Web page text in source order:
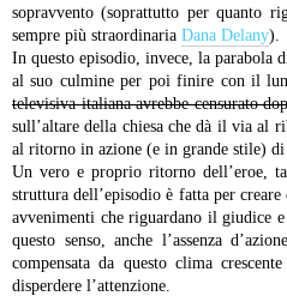
sopravvento (soprattutto per quanto
sempre più straordinaria Dana Delany).
In questo episodio, invece, la parabola
al suo culmine per poi finire con il
televisiva italiana avrebbe censurato
sull’altare della chiesa che dà il via al
al ritorno in azione (e in grande stile)
Un vero e proprio ritorno dell’eroe,
struttura dell’episodio è fatta per
avvenimenti che riguardano il giudice
questo senso, anche l’assenza
compensata da questo clima
disperdere l’attenzione.